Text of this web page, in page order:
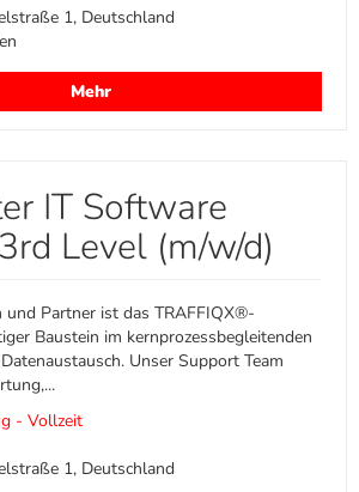
1, Deutschland
Mehr
IT Software
Level (m/w/d)
und Partner ist das TRAFFIQX®-
Baustein im kernprozessbegleitenden
Unser Support Team
- Vollzeit
1, Deutschland